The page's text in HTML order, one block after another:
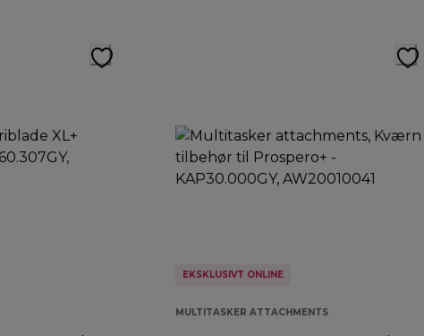
EKSKLUSIVT ONLINE
MULTITASKER ATTACHMENTS